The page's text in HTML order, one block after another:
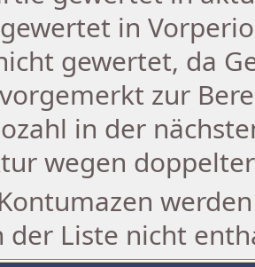
in
gewertet, da
zur
in der
wegen
Kontumazen
der Liste nicht